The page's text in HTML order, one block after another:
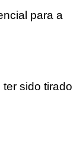
para a
sido tirado